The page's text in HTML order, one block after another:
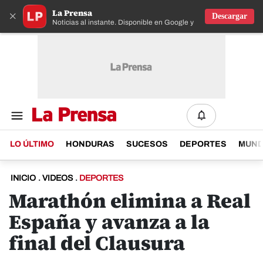
× La Prensa
Noticias al instante. Disponible en Google y IOS
Descargar
LO ÚLTIMO HONDURAS SUCESOS DEPORTES
INICIO . VIDEOS . DEPORTES
Marathón elimina a Real
España y avanza a la
final del Clausura